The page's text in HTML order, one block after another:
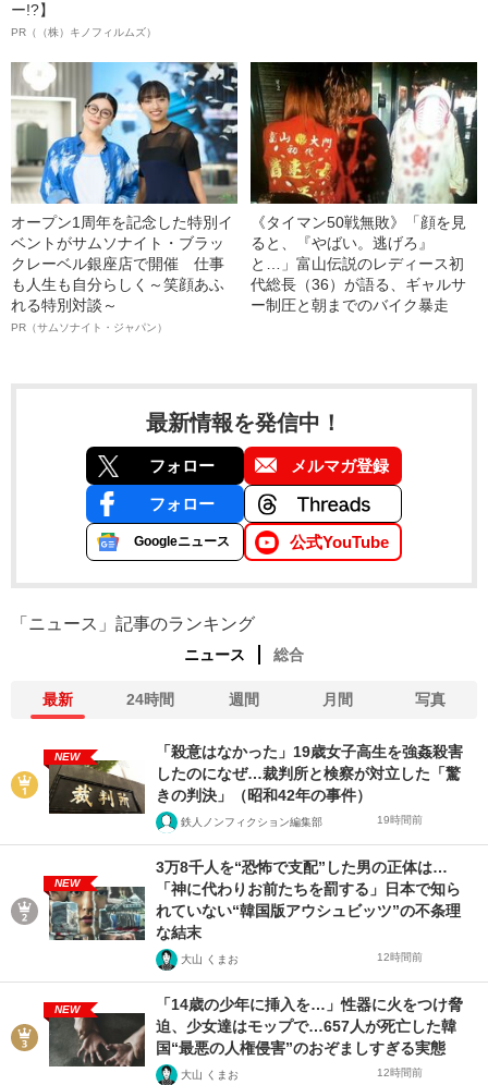
ー!?】
PR（（株）キノフィルムズ）
オープン1周年を記念した特別イ
ベントがサムソナイト・ブラッ
クレーベル銀座店で開催 仕事
も人生も自分らしく～笑顔あふ
れる特別対談～
PR（サムソナイト・ジャパン）
《タイマン50戦無敗》「顔を見
ると、『やばい。逃げろ』
と…」富山伝説のレディース初
代総長（36）が語る、ギャルサ
ー制圧と朝までのバイク暴走
最新情報を発信中！
フォロー メルマガ登録
フォロー
Googleニュース 公式YouTube
「ニュース」記事のランキング
ニュース 総合
最新 24時間 週間 月間 写真
NEW
「殺意はなかった」19歳女子高生を強姦殺害
したのになぜ…裁判所と検察が対立した「驚
きの判決」（昭和42年の事件）
鉄人ノンフィクション編集部 19時間前
NEW
3万8千人を“恐怖で支配”した男の正体は…
「神に代わりお前たちを罰する」日本で知ら
れていない“韓国版アウシュビッツ”の不条理
な結末
大山 くまお 12時間前
NEW
「14歳の少年に挿入を…」性器に火をつけ脅
迫、少女達はモップで…657人が死亡した韓
国“最悪の人権侵害”のおぞましすぎる実態
大山 くまお 12時間前